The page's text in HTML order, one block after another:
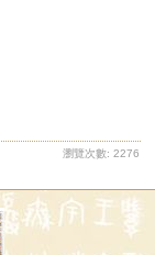
瀏覽次數: 2276